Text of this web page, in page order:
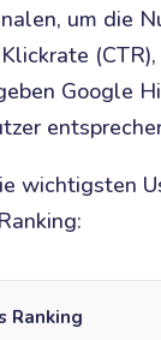
um die
Google
wichtigsten
Ranking